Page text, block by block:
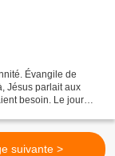
Évangile de
Jésus parlait aux
besoin. Le jour
suivante >